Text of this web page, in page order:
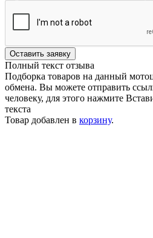
Оставить заявку
Полный текст отзыва
Подборка товаров на данный
обмена. Вы можете отправить
человеку, для этого нажмите
текста
Товар добавлен в корзину.